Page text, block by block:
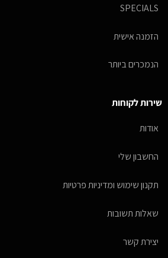
SPECIALS
הזמנה אישית
הנמכרים ביותר
שירות לקוחות
אודות
החשבון שלי
תקנון שימוש ומדיניות פרטיות
שאלות תשובות
יצירת קשר